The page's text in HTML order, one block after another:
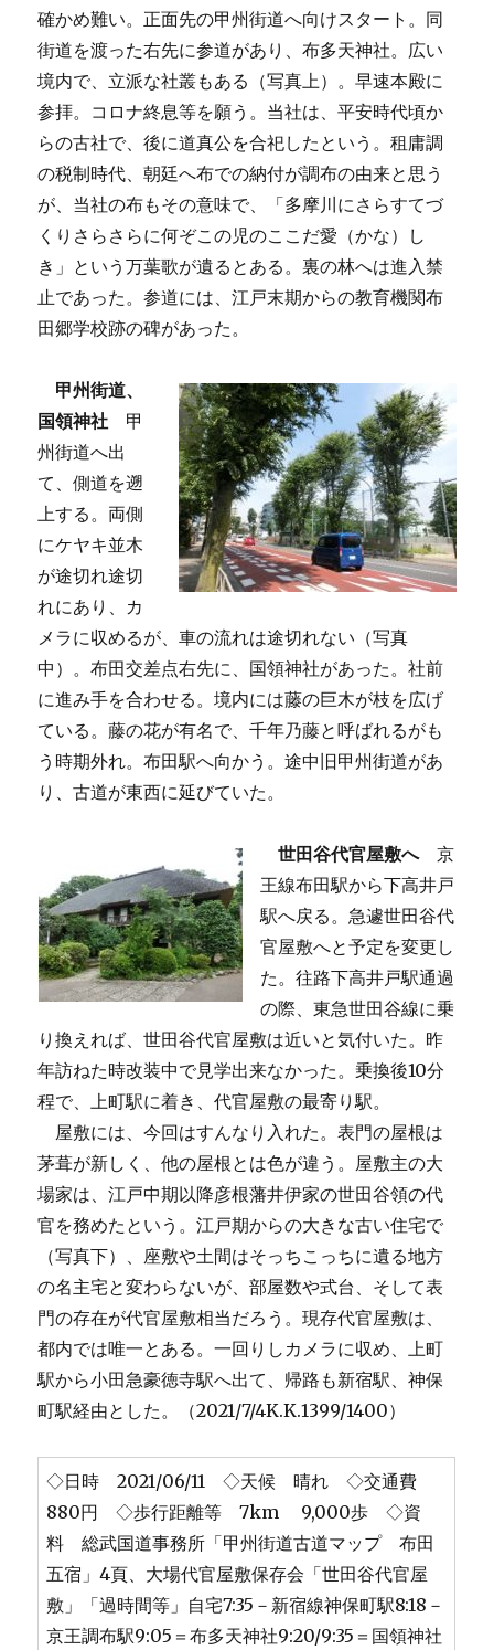
確かめ難い。正面先の甲州街道へ向けスタート。同
街道を渡った右先に参道があり、布多天神社。広い
境内で、立派な社叢もある（写真上）。早速本殿に
参拝。コロナ終息等を願う。当社は、平安時代頃か
らの古社で、後に道真公を合祀したという。租庸調
の税制時代、朝廷へ布での納付が調布の由来と思う
が、当社の布もその意味で、「多摩川にさらすてづ
くりさらさらに何ぞこの児のここだ愛（かな）し
き」という万葉歌が遺るとある。裏の林へは進入禁
止であった。参道には、江戸末期からの教育機関布
田郷学校跡の碑があった。
甲州街道、
国領神社 甲
州街道へ出
て、側道を遡
上する。両側
にケヤキ並木
が途切れ途切
れにあり、カ
メラに収めるが、車の流れは途切れない（写真
中）。布田交差点右先に、国領神社があった。社前
に進み手を合わせる。境内には藤の巨木が枝を広げ
ている。藤の花が有名で、千年乃藤と呼ばれるがも
う時期外れ。布田駅へ向かう。途中旧甲州街道があ
り、古道が東西に延びていた。
世田谷代官屋敷へ京
王線布田駅から下高井戸
駅へ戻る。急遽世田谷代
官屋敷へと予定を変更し
た。往路下高井戸駅通過
の際、東急世田谷線に乗
り換えれば、世田谷代官屋敷は近いと気付いた。昨
年訪ねた時改装中で見学出来なかった。乗換後10分
程で、上町駅に着き、代官屋敷の最寄り駅。
屋敷には、今回はすんなり入れた。表門の屋根は
茅葺が新しく、他の屋根とは色が違う。屋敷主の大
場家は、江戸中期以降彦根藩井伊家の世田谷領の代
官を務めたという。江戸期からの大きな古い住宅で
（写真下）、座敷や土間はそっちこっちに遺る地方
の名主宅と変わらないが、部屋数や式台、そして表
門の存在が代官屋敷相当だろう。現存代官屋敷は、
都内では唯一とある。一回りしカメラに収め、上町
駅から小田急豪徳寺駅へ出て、帰路も新宿駅、神保
町駅経由とした。（2021/7/4K.K.1399/1400）
◇日時 2021/06/11 ◇天候 晴れ ◇交通費
880円 ◇歩行距離等 7km 9,000歩 ◇資
料 総武国道事務所「甲州街道古道マップ 布田
五宿」4頁、大場代官屋敷保存会「世田谷代官屋
敷」「過時間等」自宅7:35－新宿線神保町駅8:18－
京王調布駅9:05＝布多天神社9:20/9:35＝国領神社